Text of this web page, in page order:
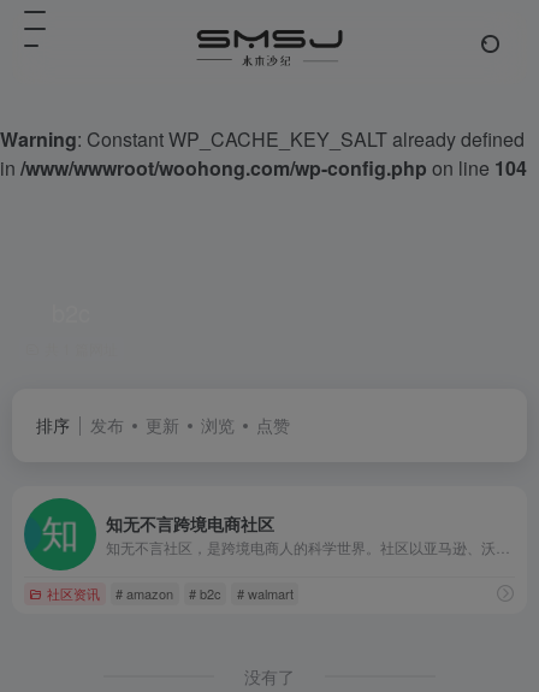
Warning: Constant WP_CACHE_KEY_SALT already defined
in /www/wwwroot/woohong.com/wp-config.php on line 104
排序 发布 更新 浏览 点赞
知无不言跨境电商社区
社区资讯 # amazon # b2c # walmart
没有了